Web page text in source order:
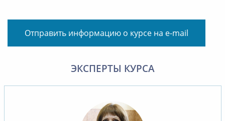
Отправить информацию о курсе на e-mail
ЭКСПЕРТЫ КУРСА